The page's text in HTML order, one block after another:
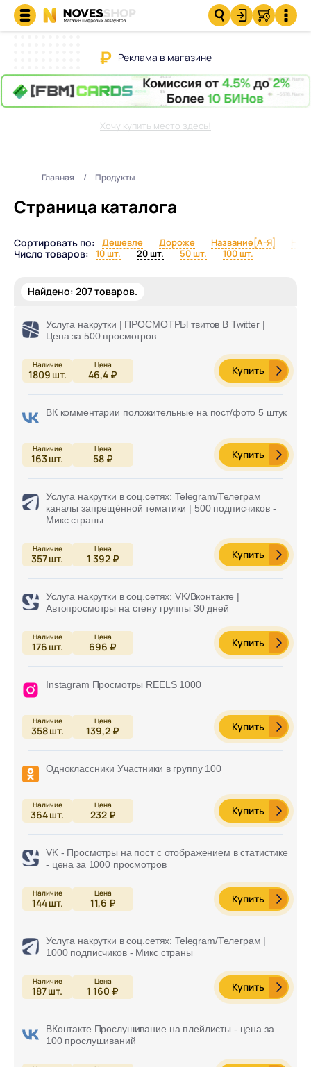
Реклама в магазине
Хочу купить место здесь!
Главная Продукты
Страница каталога
Сортировать по: Дешевле Дороже Название[А-Я]
Число товаров: 10 шт. 20 шт. 50 шт. 100 шт.
Найдено: 207товаров.
Услуга накрутки | ПРОСМОТРЫ твитов В Twitter |
Цена за 500 просмотров
1809 шт. 46,4 ₽ Купить
ВК комментарии положительные на пост/фото 5 штук
163шт. 58 ₽ Купить
Услуга накрутки в соц.сетях: Telegram/Телеграм
каналы запрещённой тематики | 500 подписчиков -
Микс страны
357шт. 1 392 ₽ Купить
Услуга накрутки в соц.сетях: VK/Вконтакте |
Автопросмотры на стену группы 30 дней
176 шт. 696 ₽ Купить
Instagram Просмотры REELS 1000
358шт. 139,2 ₽ Купить
Одноклассники Участники в группу 100
364шт. 232 ₽ Купить
VK - Просмотры на пост с отображением в статистике
- цена за 1000 просмотров
144шт. 11,6 ₽ Купить
Услуга накрутки в соц.сетях: Telegram/Телеграм |
1000 подписчиков - Микс страны
187шт. 1 160 ₽ Купить
ВКонтакте Прослушивание на плейлисты - цена за
100 прослушиваний